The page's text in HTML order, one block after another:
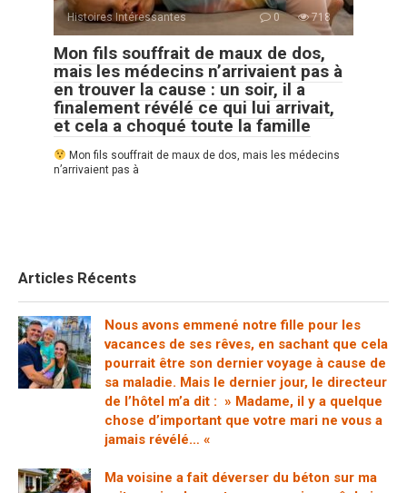
Histoires Intéressantes 0 718
Mon fils souffrait de maux de dos,
mais les médecins n’arrivaient pas à
en trouver la cause : un soir, il a
finalement révélé ce qui lui arrivait,
et cela a choqué toute la famille
Mon fils souffrait de maux de dos, mais les médecins
n’arrivaient pas à
Articles Récents
Nous avons emmené notre fille pour les
vacances de ses rêves, en sachant que cela
pourrait être son dernier voyage à cause de
sa maladie. Mais le dernier jour, le directeur
de l’hôtel m’a dit : » Madame, il y a quelque
chose d’important que votre mari ne vous a
jamais révélé… «
Ma voisine a fait déverser du béton sur ma